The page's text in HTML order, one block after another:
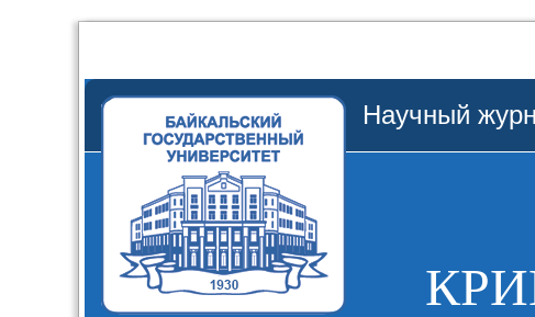
Научный